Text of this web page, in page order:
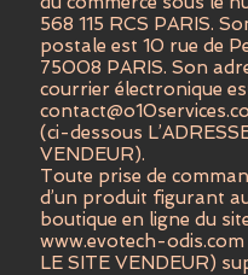
568 115 RCS PARIS.
postale est 10 rue de
75008 PARIS. Son
courrier électronique
(ci-dessous
VENDEUR).
Toute prise de
d’un produit figurant
boutique en ligne du
www.evotech-odis.com
LE SITE VENDEUR)